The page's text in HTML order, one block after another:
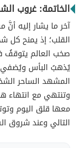
الخاتمة: غروب
آخر ما يشار إليه
القلب؛ إذ يمنح كل
صخب العالم يتوقفُ
يُذهبُ البأس
المشهد الساحر
وتنتهي مع انتهاء
معها قلق اليوم
التالي وعند شروق